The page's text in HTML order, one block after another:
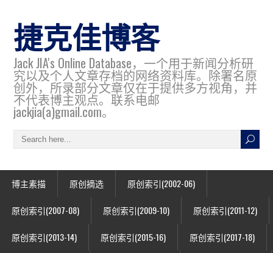
捷克佳博客
Jack JIA's Online Database，一个用于新闻分析研
究以及个人文章存档的网络资料库。除署名原
创外，所录部分文章仅在于提供多方视角，并
不代表博主观点。联系电邮
jackjia(a)gmail.com。
博主素描 原创摘选 原创索引(2002-06)
原创索引(2007-08) 原创索引(2009-10) 原创索引(2011-12)
原创索引(2013-14) 原创索引(2015-16) 原创索引(2017-18)